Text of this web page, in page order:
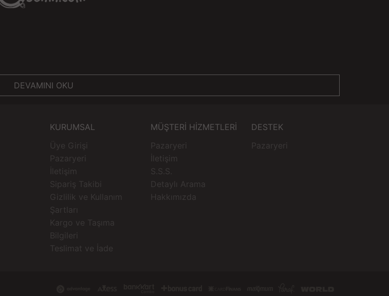
DEVAMINI OKU
KURUMSAL
Üye Girişi
Pazaryeri
İletişim
Sipariş Takibi
Gizlilik ve Kullanım
Şartları
Kargo ve Taşıma
Bilgileri
Teslimat ve İade
MÜŞTERİ HİZMETLERİ
Pazaryeri
İletişim
S.S.S.
Detaylı Arama
Hakkımızda
DESTEK
Pazaryeri